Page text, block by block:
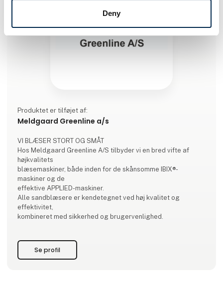
Deny
Produktet er tilføjet af:
Meldgaard Greenline a/s
VI BLÆSER STORT OG SMÅT
Hos Meldgaard Greenline A/S tilbyder vi en bred vifte af
højkvalitets
blæsemaskiner, både inden for de skånsomme IBIX®-
maskiner og de
effektive APPLIED-maskiner.
Alle sandblæsere er kendetegnet ved høj kvalitet og
effektivitet,
kombineret med sikkerhed og brugervenlighed.
Se profil